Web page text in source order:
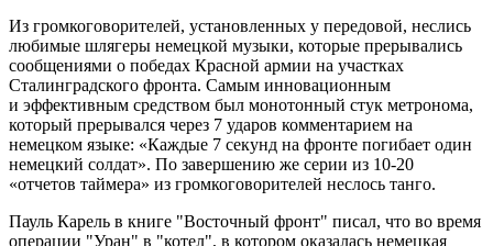
Из громкоговорителей, установленных у передовой, неслись
любимые шлягеры немецкой музыки, которые прерывались
сообщениями о победах Красной армии на участках
Сталинградского фронта. Самым инновационным
и эффективным средством был монотонный стук метронома,
который прерывался через 7 ударов комментарием на
немецком языке: «Каждые 7 секунд на фронте погибает один
немецкий солдат». По завершению же серии из 10-20
«отчетов таймера» из громкоговорителей неслось танго.
Пауль Карель в книге "Восточный фронт" писал, что во время
операции "Уран" в "котел", в котором оказалась немецкая